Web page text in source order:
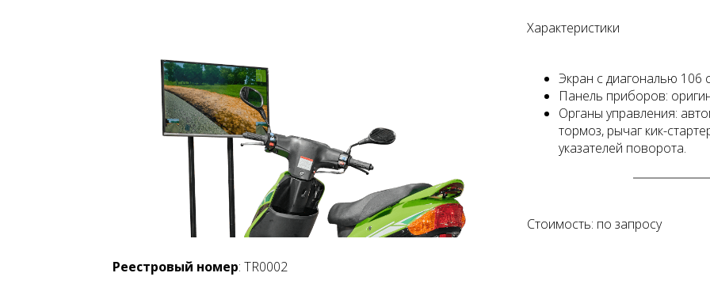
Реестровый номер: TR0002
Характеристики
Экран с диагональю 106
Панель приборов:
Органы управления:
тормоз, рычаг кик-
указателей поворота.
Стоимость: по запросу